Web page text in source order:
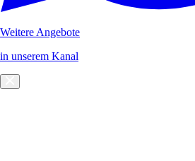
Weitere Angebote
in unserem Kanal